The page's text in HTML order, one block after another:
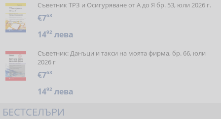
Съветник ТРЗ и Осигуряване от А до Я бр. 53, юли 2026 г.
€763
1492 лева
Съветник: Данъци и такси на моята фирма, бр. 66, юли
2026 г
€763
1492 лева
БЕСТСЕЛЪРИ